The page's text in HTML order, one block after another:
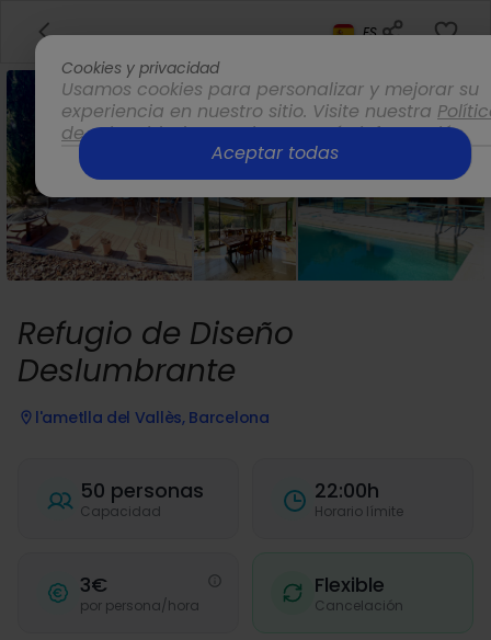
ES
Refugio de Diseño
Deslumbrante
l'ametlla del Vallès, Barcelona
50 personas
Capacidad
22:00h
Horario límite
3€
por persona/hora
Flexible
Cancelación
Cookies y privacidad
Usamos cookies para personalizar y mejorar su
experiencia en nuestro sitio. Visite nuestra
de privacidadpara obtener más información.
Opciones
Aceptar todas